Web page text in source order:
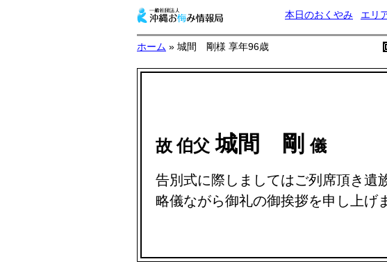
本日のおくやみ エリ
ホーム » 城間 剛様 享年96歳
故 伯父 城間 剛儀
告別式に際しましてはご列席頂き遺
略儀ながら御礼の御挨拶を申し上げ